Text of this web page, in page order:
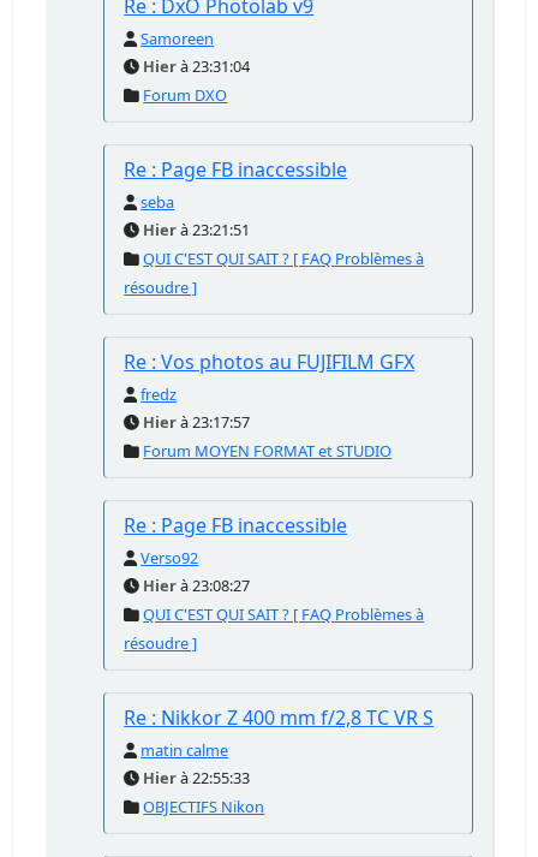
Re : DxO Photolab v9
Samoreen
Hierà 23:31:04
Forum DXO
Re : Page FB inaccessible
seba
Hierà 23:21:51
QUI C'EST QUI SAIT ? [ FAQ Problèmes à
résoudre ]
Re : Vos photos au FUJIFILM GFX
fredz
Hierà 23:17:57
Forum MOYEN FORMAT et STUDIO
Re : Page FB inaccessible
Verso92
Hierà 23:08:27
QUI C'EST QUI SAIT ? [ FAQ Problèmes à
résoudre ]
Re : Nikkor Z 400 mm f/2,8 TC VR S
matin calme
Hierà 22:55:33
OBJECTIFS Nikon